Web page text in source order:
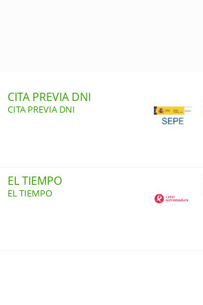
CITA PREVIA DNI
CITA PREVIA DNI
EL TIEMPO
EL TIEMPO